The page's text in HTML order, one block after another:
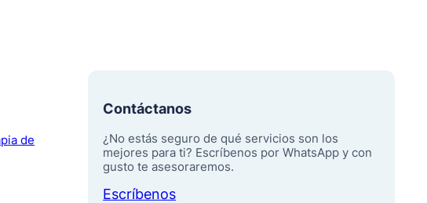
de
Contáctanos
¿No estás seguro de qué servicios son los
mejores para ti? Escríbenos por WhatsApp y con
gusto te asesoraremos.
Escríbenos